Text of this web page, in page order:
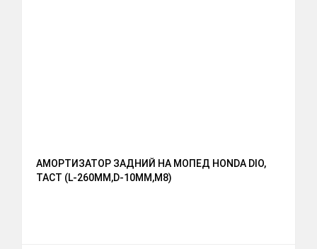
АМОРТИЗАТОР ЗАДНИЙ НА МОПЕД HONDA DIO,
TACT (L-260ММ,D-10ММ,М8)